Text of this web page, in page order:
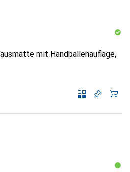
mit Handballenauflage,